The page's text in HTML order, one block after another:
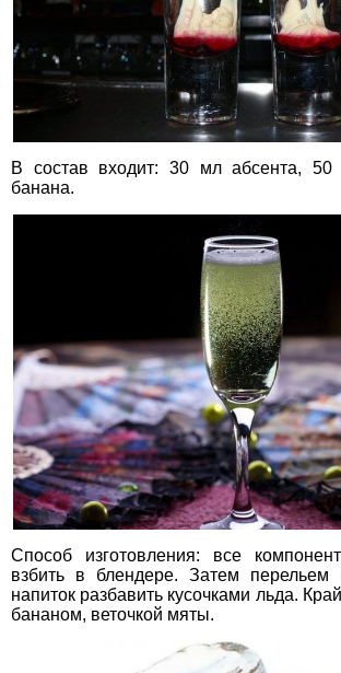
В состав входит: 30 мл абсента,
банана.
Способ изготовления: все
взбить в блендере. Затем
напиток разбавить кусочками льда.
бананом, веточкой мяты.